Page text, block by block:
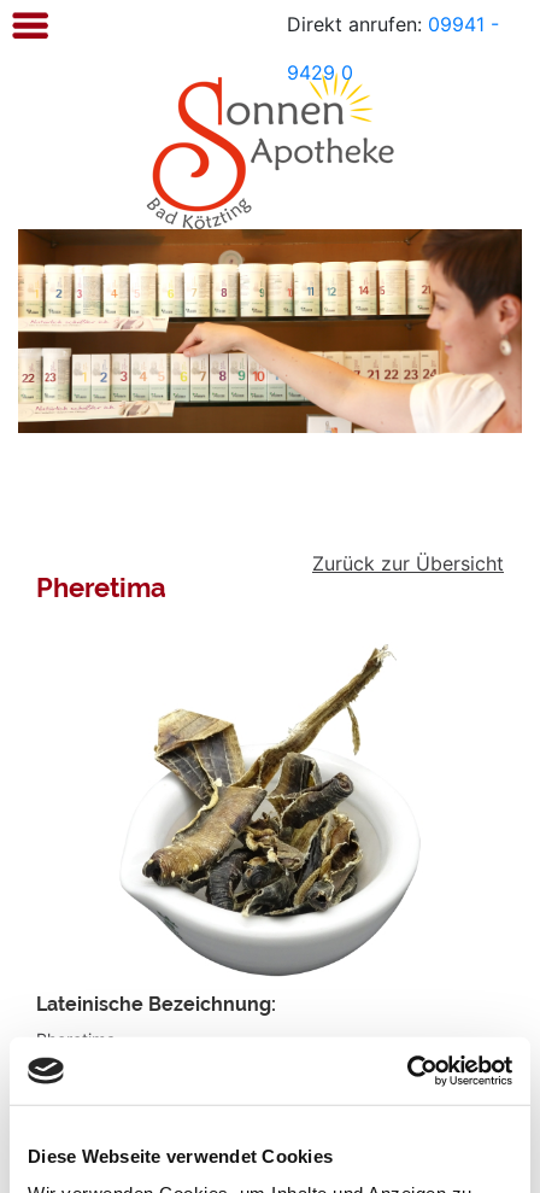
Diese Webseite verwendet Cookies
Direkt anrufen: 09941 -
9429 0
Sonnen
Apotheke
Kötzting
Zurück zur Übersicht
Pheretima
Lateinische Bezeichnung:
Pheretima
Chinesische Bezeichnung / Pinyin:
Deutsche Bezeichnung: